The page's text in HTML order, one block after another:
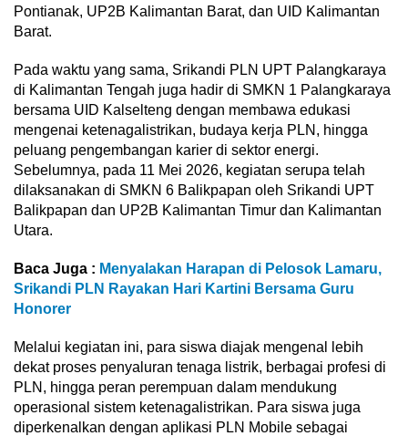
Pontianak, UP2B Kalimantan Barat, dan UID Kalimantan
Barat.
Pada waktu yang sama, Srikandi PLN UPT Palangkaraya
di Kalimantan Tengah juga hadir di SMKN 1 Palangkaraya
bersama UID Kalselteng dengan membawa edukasi
mengenai ketenagalistrikan, budaya kerja PLN, hingga
peluang pengembangan karier di sektor energi.
Sebelumnya, pada 11 Mei 2026, kegiatan serupa telah
dilaksanakan di SMKN 6 Balikpapan oleh Srikandi UPT
Balikpapan dan UP2B Kalimantan Timur dan Kalimantan
Utara.
Baca Juga : Menyalakan Harapan di Pelosok Lamaru,
Srikandi PLN Rayakan Hari Kartini Bersama Guru
Honorer
Melalui kegiatan ini, para siswa diajak mengenal lebih
dekat proses penyaluran tenaga listrik, berbagai profesi di
PLN, hingga peran perempuan dalam mendukung
operasional sistem ketenagalistrikan. Para siswa juga
diperkenalkan dengan aplikasi PLN Mobile sebagai